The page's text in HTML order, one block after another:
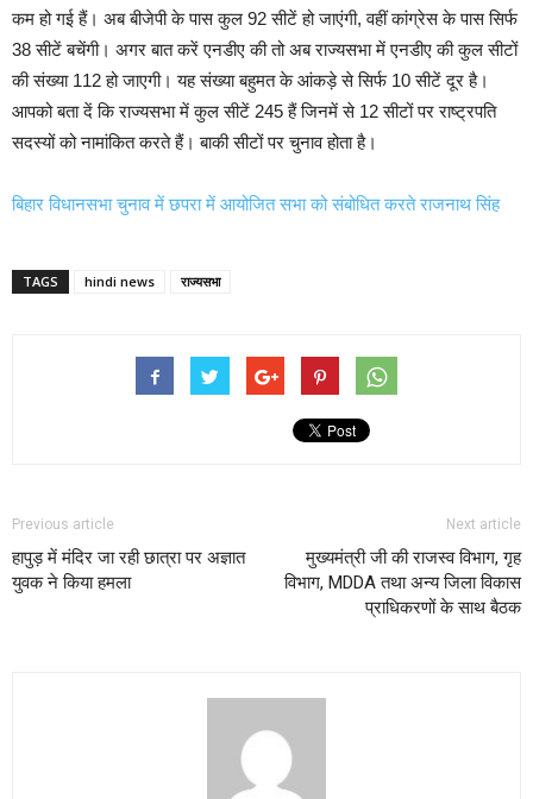
कम हो गई हैं। अब बीजेपी के पास कुल 92 सीटें हो जाएंगी, वहीं कांग्रेस के पास सिर्फ
38 सीटें बचेंगी। अगर बात करें एनडीए की तो अब राज्यसभा में एनडीए की कुल सीटों
की संख्या 112 हो जाएगी। यह संख्या बहुमत के आंकड़े से सिर्फ 10 सीटें दूर है।
आपको बता दें कि राज्यसभा में कुल सीटें 245 हैं जिनमें से 12 सीटों पर राष्ट्रपति
सदस्यों को नामांकित करते हैं। बाकी सीटों पर चुनाव होता है।
बिहार विधानसभा चुनाव में छपरा में आयोजित सभा को संबोधित करते राजनाथ सिंह
TAGS hindi news राज्यसभा
Previous article
हापुड़ में मंदिर जा रही छात्रा पर अज्ञात
युवक ने किया हमला
Next article
मुख्यमंत्री जी की राजस्व विभाग, गृह
विभाग, MDDA तथा अन्य जिला विकास
प्राधिकरणों के साथ बैठक